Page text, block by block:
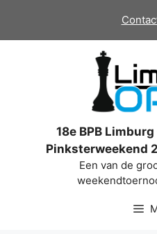
de
18e BPB
Pinksterweekend
Een van de